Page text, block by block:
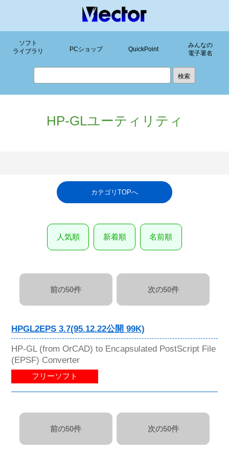
ソフト
ライブラリ
PCショップ QuickPoint
みんなの
電子署名
HP-GLユーティリティ
カテゴリTOPへ
人気順 新着順 名前順
前の50件 次の50件
HPGL2EPS 3.7(95.12.22公開 99K)
HP-GL (from OrCAD) to Encapsulated PostScript File
(EPSF) Converter
フリーソフト
前の50件 次の50件